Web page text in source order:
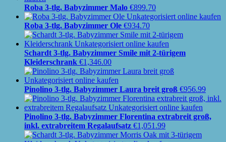
Roba 3-tlg. Babyzimmer Malo €899.70
Roba 3-tlg. Babyzimmer Ole €934.70
Schardt 3-tlg. Babyzimmer Smile mit 2-türigem
Kleiderschrank €1,346.00
Pinolino 3-tlg. Babyzimmer Laura breit groß €956.99
Pinolino 3-tlg. Babyzimmer Florentina extrabreit groß,
inkl. extrabreitem Regalaufsatz €1,051.99